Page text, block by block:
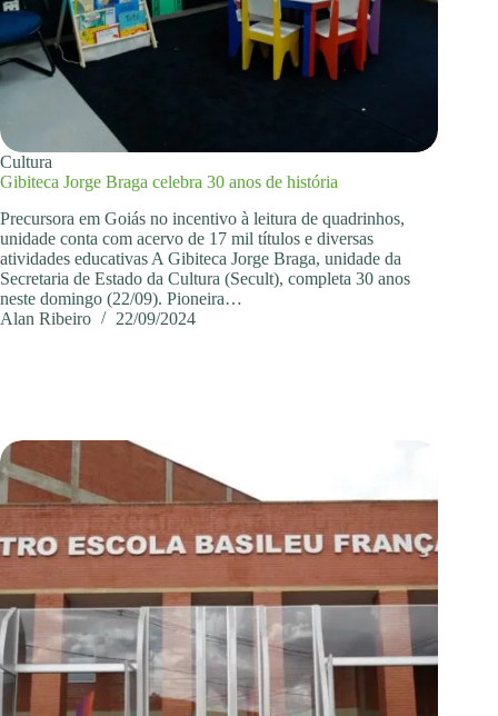
Cultura
Gibiteca Jorge Braga celebra 30 anos de história
Precursora em Goiás no incentivo à leitura de quadrinhos,
unidade conta com acervo de 17 mil títulos e diversas
atividades educativas A Gibiteca Jorge Braga, unidade da
Secretaria de Estado da Cultura (Secult), completa 30 anos
neste domingo (22/09). Pioneira…
Alan Ribeiro
22/09/2024